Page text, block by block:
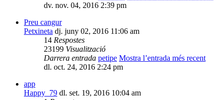
dv. nov. 04, 2016 2:39 pm
Preu cangur
Petxineta dj. juny 02, 2016 11:06 am
14 Respostes
23199 Visualització
Darrera entrada petipe Mostra l’entrada més recent
dl. oct. 24, 2016 2:24 pm
app
Happy_79 dl. set. 19, 2016 10:04 am